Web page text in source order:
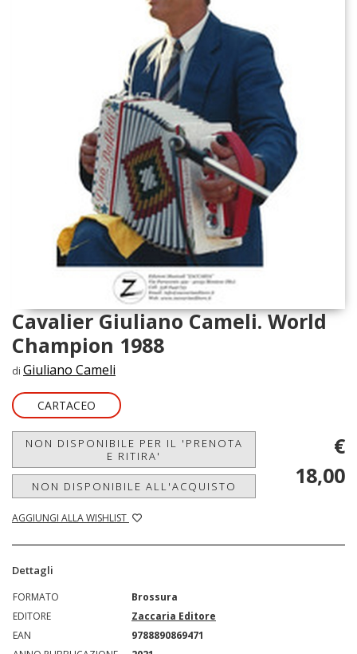
Cavalier Giuliano Cameli. World
Champion 1988
di Giuliano Cameli
CARTACEO
NON DISPONIBILE PER IL 'PRENOTA
E RITIRA'
NON DISPONIBILE ALL'ACQUISTO
AGGIUNGI ALLA WISHLIST
€
18,00
Dettagli
FORMATO
Brossura
EDITORE
Zaccaria Editore
EAN
9788890869471